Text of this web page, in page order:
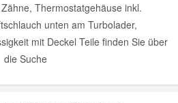
Thermostatgehäuse inkl.
unten am Turbolader,
mit Deckel Teile finden Sie über
die Suche